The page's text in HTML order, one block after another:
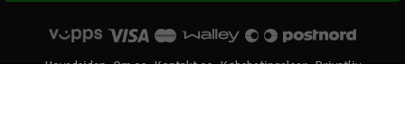
Hovedsiden Om os Kontakt os Købsbetingelser Privatliv